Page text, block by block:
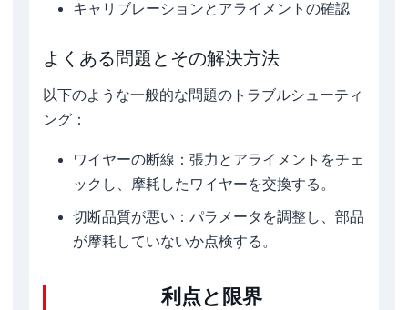
キャリブレーションとアライメントの確認
よくある問題とその解決方法
以下のような一般的な問題のトラブルシューティ
ング：
ワイヤーの断線：張力とアライメントをチェ
ックし、摩耗したワイヤーを交換する。
切断品質が悪い：パラメータを調整し、部品
が摩耗していないか点検する。
利点と限界